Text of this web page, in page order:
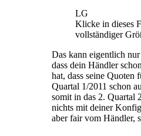
LG
Klicke in dieses
vollständiger
Das kann eigentlich
dass dein Händler
hat, dass seine Quoten
Quartal 1/2011 schon
somit in das 2. Quartal
nichts mit deiner
aber fair vom Händler,